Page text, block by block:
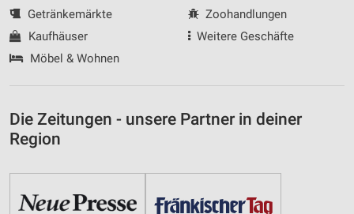
Getränkemärkte
Kaufhäuser
Möbel & Wohnen
Zoohandlungen
Weitere Geschäfte
Die Zeitungen - unsere Partner in deiner
Region